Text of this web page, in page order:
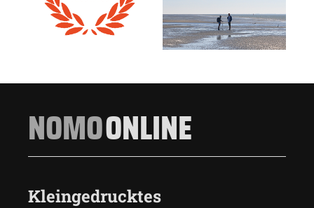
NOMOONLINE
Kleingedrucktes